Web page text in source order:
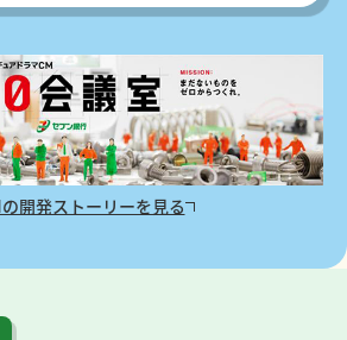
開発ストーリーを見る